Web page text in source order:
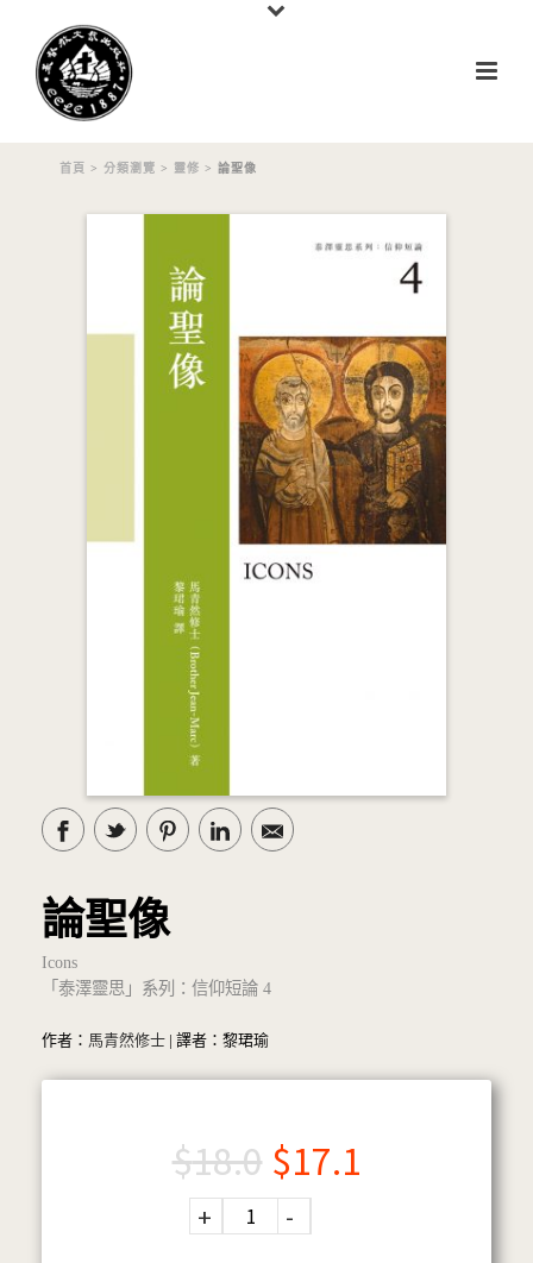
首頁 > 分類瀏覽 > 靈修 > 論聖像
論聖像
Icons
「泰澤靈思」系列：信仰短論 4
作者： 馬青然修士 | 譯者：黎珺瑜
$18.0 $17.1